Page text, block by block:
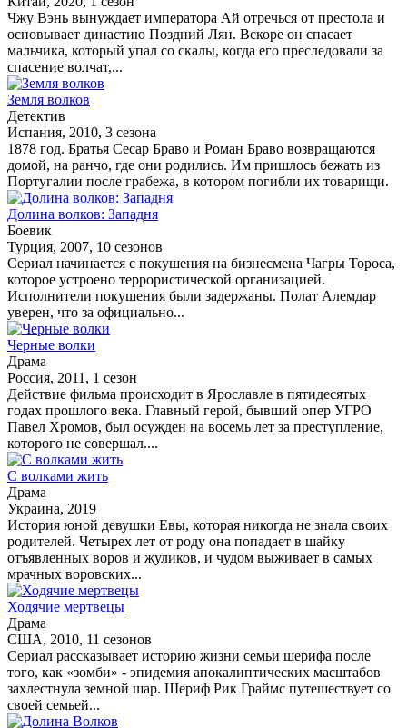
Чжу Вэнь вынуждает императора Ай отречься от престола и
основывает династию Поздний Лян. Вскоре он спасает
мальчика, который упал со скалы, когда его преследовали за
спасение волчат,...
Земля волков
Детектив
Испания, 2010, 3 сезона
1878 год. Братья Сесар Браво и Роман Браво возвращаются
домой, на ранчо, где они родились. Им пришлось бежать из
Португалии после грабежа, в котором погибли их товарищи.
Долина волков: Западня
Боевик
Турция, 2007, 10 сезонов
Сериал начинается с покушения на бизнесмена Чагры Тороса,
которое устроено террористической организацией.
Исполнители покушения были задержаны. Полат Алемдар
уверен, что за официально...
Черные волки
Драма
Россия, 2011, 1 сезон
Действие фильма происходит в Ярославле в пятидесятых
годах прошлого века. Главный герой, бывший опер УГРО
Павел Хромов, был осужден на восемь лет за преступление,
которого не совершал....
С волками жить
Драма
Украина, 2019
История юной девушки Евы, которая никогда не знала своих
родителей. Четырех лет от роду она попадает в шайку
отъявленных воров и жуликов, и чудом выживает в самых
мрачных воровских...
Ходячие мертвецы
Драма
США, 2010, 11 сезонов
Сериал рассказывает историю жизни семьи шерифа после
того, как «зомби» - эпидемия апокалиптических масштабов
захлестнула земной шар. Шериф Рик Граймс путешествует со
своей семьей...